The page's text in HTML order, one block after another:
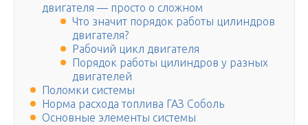
двигателя — просто о сложном
Что значит порядок работы цилиндров
двигателя?
Рабочий цикл двигателя
Порядок работы цилиндров у разных
двигателей
Поломки системы
Норма расхода топлива ГАЗ Соболь
Основные элементы системы